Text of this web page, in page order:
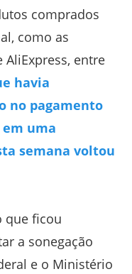
comprados
como as
AliExpress, entre
havia
no pagamento
uma
semana voltou
que ficou
a sonegação
e o Ministério